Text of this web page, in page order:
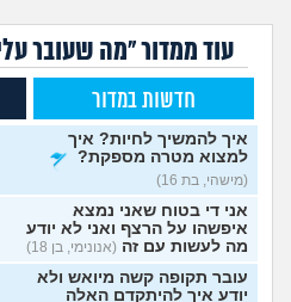
עוד ממדור "מה שעובר
חדשות במדור
איך להמשיך לחיות? איך
למצוא מטרה מספקת?
(מישהי, בת 16)
אני די בטוח שאני נמצא
איפשהו על הרצף ואני לא יודע
מה לעשות עם זה (אנונימי, בן 18)
עובר תקופה קשה מיואש ולא
יודע איך להיתקדם האלה